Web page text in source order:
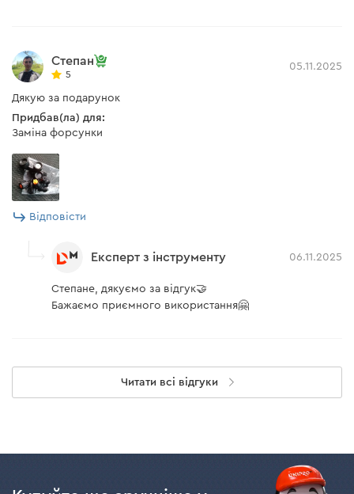
Степан
5
05.11.2025
Дякую за подарунок
Придбав(ла) для:
Заміна форсунки
Відповісти
Експерт з інструменту 06.11.2025
Степане, дякуємо за відгук🤝
Бажаємо приємного використання🤗
Читати всі відгуки